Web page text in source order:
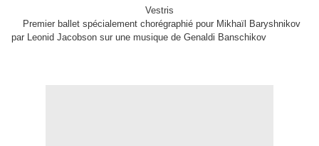
Vestris
Premier ballet spécialement chorégraphié pour Mikhaïl Baryshnikov
par Leonid Jacobson sur une musique de Genaldi Banschikov